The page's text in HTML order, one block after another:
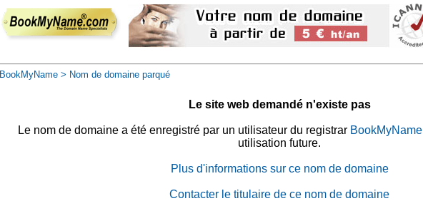
BookMyName > Nom de domaine parqué
Le site web demandé n'existe pas
Le nom de domaine a été enregistré par un utilisateur du registrar BookMyName
utilisation future.
Plus d'informations sur ce nom de domaine
Contacter le titulaire de ce nom de domaine